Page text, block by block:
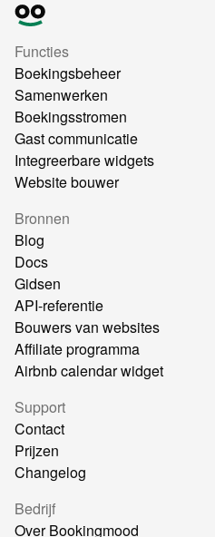
Functies
Boekingsbeheer
Samenwerken
Boekingsstromen
Gast communicatie
Integreerbare widgets
Website bouwer
Bronnen
Blog
Docs
Gidsen
API-referentie
Bouwers van websites
Affiliate programma
Airbnb calendar widget
Support
Contact
Prijzen
Changelog
Bedrijf
Over Bookingmood